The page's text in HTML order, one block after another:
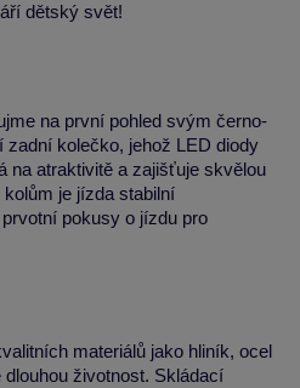
dětský svět!
na první pohled svým černo-
kolečko, jehož LED diody
na atraktivitě a zajišťuje skvělou
je jízda stabilní
pokusy o jízdu pro
materiálů jako hliník, ocel
životnost. Skládací